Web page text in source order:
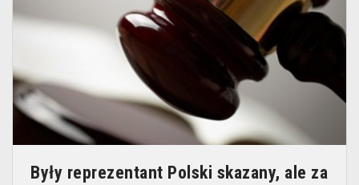
Były reprezentant Polski skazany, ale za